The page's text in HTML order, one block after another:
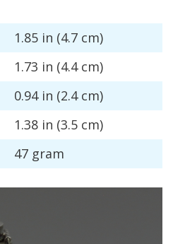
1.85 in (4.7 cm)
1.73 in (4.4 cm)
0.94 in (2.4 cm)
1.38 in (3.5 cm)
47 gram